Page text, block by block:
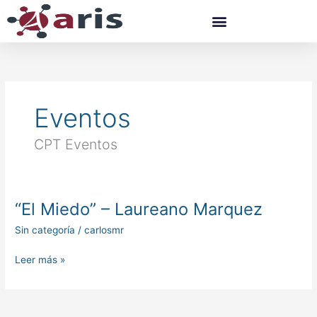
contenido
Eventos
CPT Eventos
“El Miedo” – Laureano Marquez
Sin categoría /carlosmr
“El
–
Laureano
Leer más »